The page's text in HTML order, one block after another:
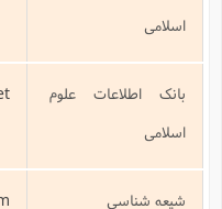
http://
http://